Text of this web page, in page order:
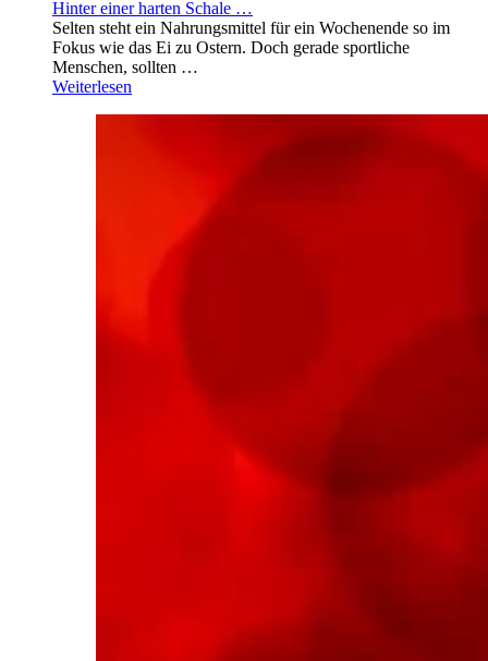
Hinter einer harten Schale …
Selten steht ein Nahrungsmittel für ein Wochenende so im
Fokus wie das Ei zu Ostern. Doch gerade sportliche
Menschen, sollten …
Weiterlesen